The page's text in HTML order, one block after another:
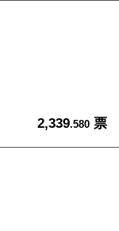
2,339.580 票